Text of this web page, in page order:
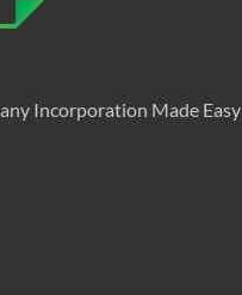
Incorporation Made Easy